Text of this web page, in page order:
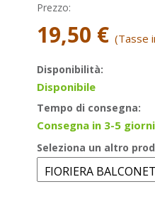
Prezzo:
19,50 € (Tasse
Disponibilità:
Disponibile
Tempo di consegna:
Consegna in 3-5
Seleziona un altro